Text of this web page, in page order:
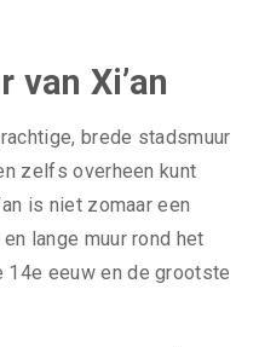
van Xi’an
brede stadsmuur
zelfs overheen kunt
is niet zomaar een
lange muur rond het
14e eeuw en de grootste